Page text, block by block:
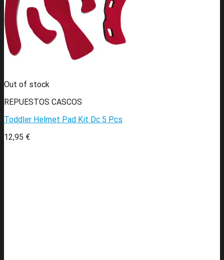
Out of stock
REPUESTOS CASCOS
Toddler Helmet Pad Kit Dc 5 Pcs
12,95 €